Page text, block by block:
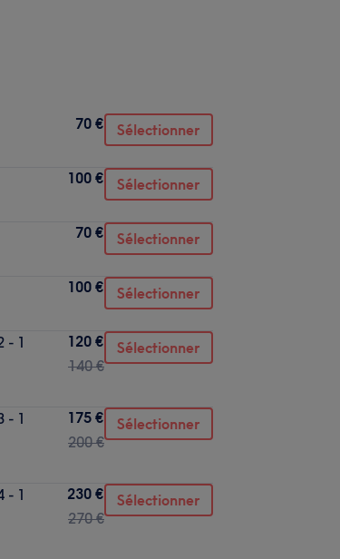
70 € Sélectionner
100 € Sélectionner
70 € Sélectionner
100 € Sélectionner
- 1
120 €
140 €
Sélectionner
- 1
175 €
200 €
Sélectionner
- 1
230 €
270 €
Sélectionner